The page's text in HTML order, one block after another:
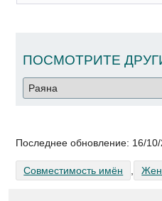
ПОСМОТРИТЕ
Последнее обновление: 16/
Совместимость имён